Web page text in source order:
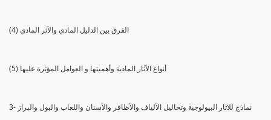
(4) الفرق بين الدليل المادي والآثر المادي
(5) أنواع الآثار المادية وأهميتها و العوامل المؤثرة عليها
3- نماذج للاثار البيولوجية وتحاليل الألياف والأظافر والأسنان واللعاب والبول والبراز